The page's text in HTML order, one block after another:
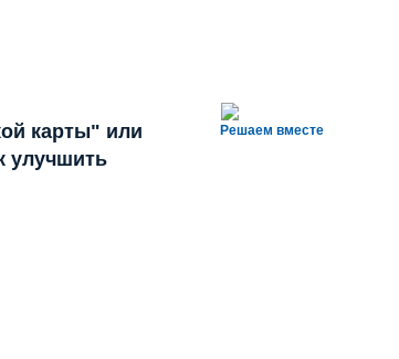
Решаем вместе
карты" или
улучшить